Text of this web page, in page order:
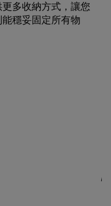
多收納方式，讓您
穩妥固定所有物